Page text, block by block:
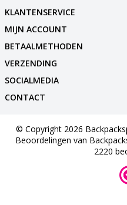
KLANTENSERVICE
MIJN ACCOUNT
BETAALMETHODEN
VERZENDING
SOCIALMEDIA
CONTACT
© Copyright 2026
Beoordelingen van
2220